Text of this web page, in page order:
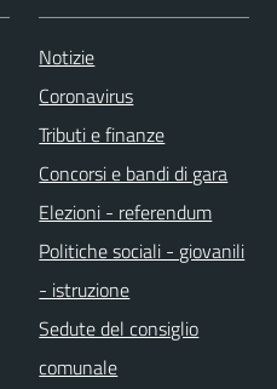
Notizie
Coronavirus
Tributi e finanze
Concorsi e bandi di gara
Elezioni - referendum
Politiche sociali - giovanili
- istruzione
Sedute del consiglio
comunale